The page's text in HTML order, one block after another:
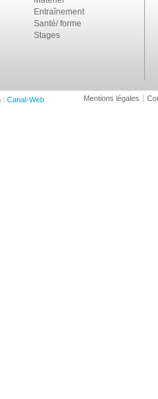
Entraînement
Santé/ forme
Stages
: Canal-Web Mentions légales